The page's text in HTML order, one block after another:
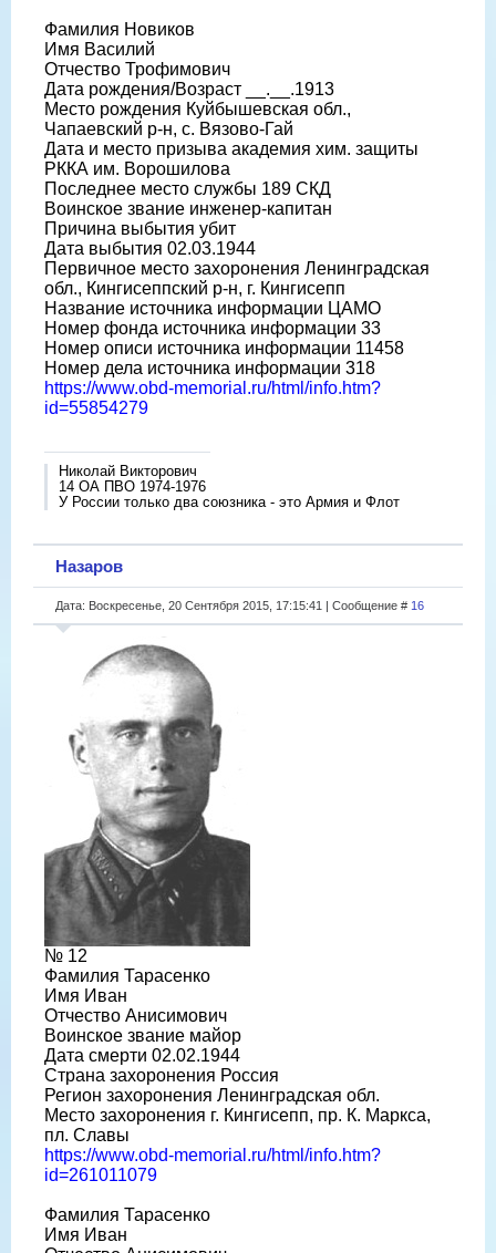
Фамилия Новиков
Имя Василий
Отчество Трофимович
Дата рождения/Возраст __.__.1913
Место рождения Куйбышевская обл.,
Чапаевский р-н, с. Вязово-Гай
Дата и место призыва академия хим. защиты
РККА им. Ворошилова
Последнее место службы 189 СКД
Воинское звание инженер-капитан
Причина выбытия убит
Дата выбытия 02.03.1944
Первичное место захоронения Ленинградская
обл., Кингисеппский р-н, г. Кингисепп
Название источника информации ЦАМО
Номер фонда источника информации 33
Номер описи источника информации 11458
Номер дела источника информации 318
https://www.obd-memorial.ru/html/info.htm?
id=55854279
Николай Викторович
14 ОА ПВО 1974-1976
У России только два союзника - это Армия и Флот
Назаров
Дата: Воскресенье, 20 Сентября 2015, 17:15:41 | Сообщение # 16
№ 12
Фамилия Тарасенко
Имя Иван
Отчество Анисимович
Воинское звание майор
Дата смерти 02.02.1944
Страна захоронения Россия
Регион захоронения Ленинградская обл.
Место захоронения г. Кингисепп, пр. К. Маркса,
пл. Славы
https://www.obd-memorial.ru/html/info.htm?
id=261011079
Фамилия Тарасенко
Имя Иван